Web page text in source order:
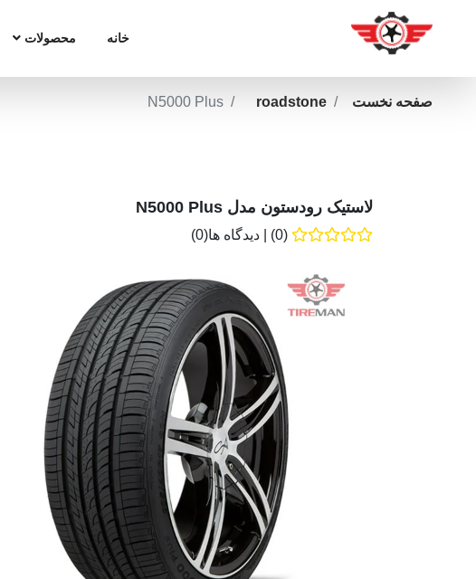
خانه محصولات
صفحه نخست roadstone
N5000 Plus
لاستیک رودستون مدل N5000 Plus
(0) دیدگاه ها(0)